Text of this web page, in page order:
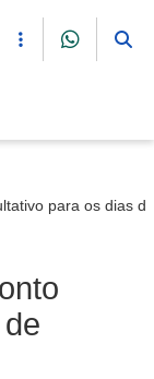
para os dias